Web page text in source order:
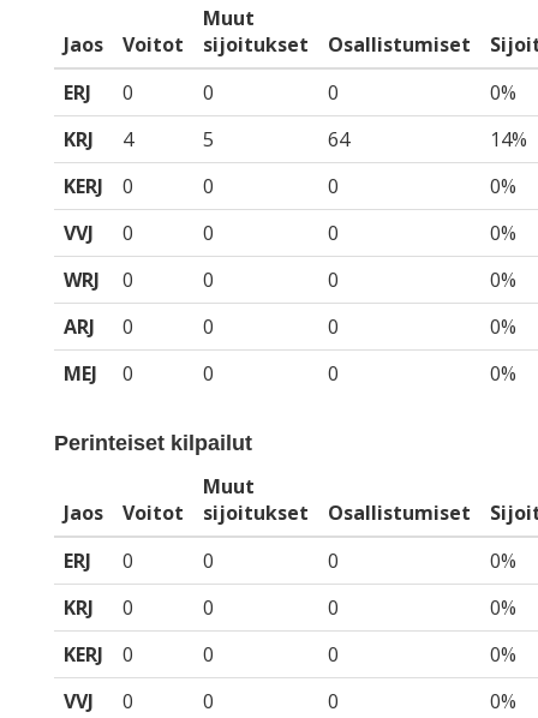
Jaos Voitot
Muut
sijoitukset
Osallistumiset
ERJ
0 0 0
0%
KRJ
4 5 64
14%
KERJ
0 0 0
0%
VVJ
0 0 0
0%
WRJ
0 0 0
0%
ARJ
0 0 0
0%
MEJ
0 0 0 0%
Perinteiset kilpailut
Jaos Voitot
Muut
sijoitukset
Osallistumiset
ERJ
0 0 0
0%
KRJ
0 0 0
0%
KERJ
0 0 0
0%
VVJ
0 0 0
0%